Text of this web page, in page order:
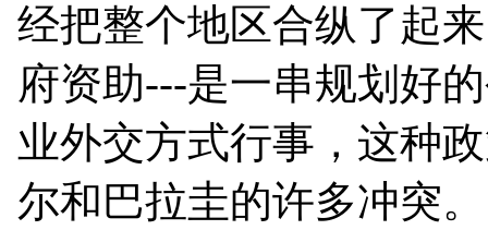
经把整个地区合纵了起
府资助---是一串规划好
业外交方式行事，这种
尔和巴拉圭的许多冲突。